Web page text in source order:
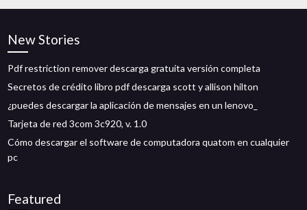
New Stories
Pdf restriction remover descarga gratuita versión completa
Secretos de crédito libro pdf descarga scott y allison hilton
¿puedes descargar la aplicación de mensajes en un lenovo_
Tarjeta de red 3com 3c920, v. 1.0
Cómo descargar el software de computadora quatom en cualquier
pc
Featured